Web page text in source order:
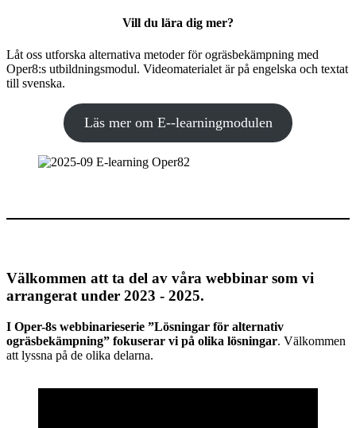
Vill du lära dig mer?
Låt oss utforska alternativa metoder för ogräsbekämpning med
Oper8:s utbildningsmodul. Videomaterialet är på engelska och textat
till svenska.
Läs mer om E--learningmodulen
Välkommen att ta del av våra webbinar som vi
arrangerat under 2023 - 2025.
I Oper-8s webbinarieserie ”Lösningar för alternativ
ogräsbekämpning” fokuserar vi på olika lösningar. Välkommen
att lyssna på de olika delarna.